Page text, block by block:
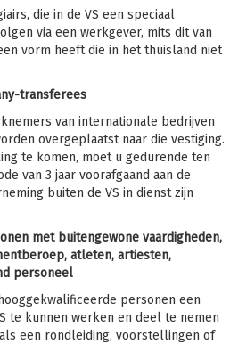
die in de VS een speciaal
via een werkgever, mits dit van
vorm heeft die in het thuisland niet
transferees
van internationale bedrijven
overgeplaatst naar die vestiging.
te komen, moet u gedurende ten
van 3 jaar voorafgaand aan de
buiten de VS in dienst zijn
met buitengewone vaardigheden,
atleten, artiesten,
personeel
personen een
te kunnen werken en deel te nemen
een rondleiding, voorstellingen of